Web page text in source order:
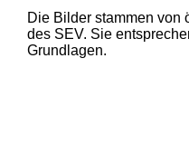
1 2
Die Bilder stammen von
des SEV. Sie
Grundlagen.